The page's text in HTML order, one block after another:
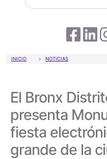
Sobrescribir
INICIO NOTICIAS
El Bronx
presenta
fiesta
grande de la